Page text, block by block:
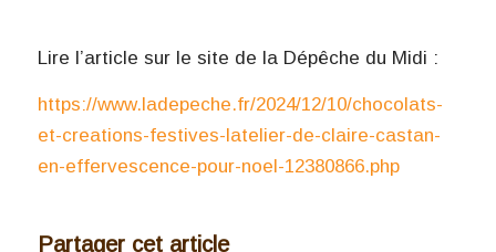
Lire l’article sur le site de la Dépêche du Midi :
https://www.ladepeche.fr/2024/12/10/chocolats-
et-creations-festives-latelier-de-claire-castan-
en-effervescence-pour-noel-12380866.php
Partager cet article